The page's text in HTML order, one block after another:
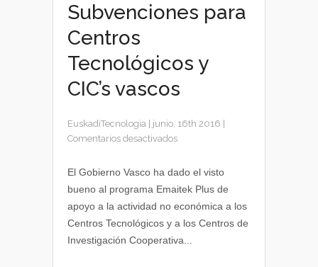
Subvenciones para
Centros
Tecnológicos y
CIC’s vascos
EuskadiTecnologia junio, 16th 2016
Comentarios desactivadosen
para
y
CIC’s
vascos
El Gobierno Vasco ha dado el visto
bueno al programa Emaitek Plus de
apoyo a la actividad no económica a los
Centros Tecnológicos y a los Centros de
Investigación Cooperativa...